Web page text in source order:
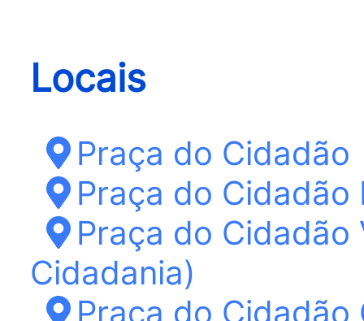
Locais
Praça do Cidadão
Praça do Cidadão
Praça do Cidadão
Cidadania)
Praça do Cidadão